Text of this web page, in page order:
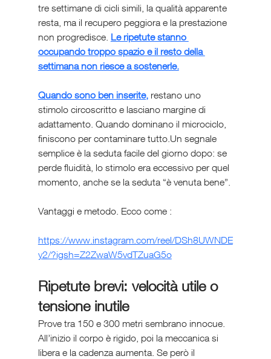
tre settimane di cicli simili, la qualità apparente
resta, ma il recupero peggiora e la prestazione
non progredisce. Le ripetute stanno
occupando troppo spazio e il resto della
settimana non riesce a sostenerle.
Quando sono ben inserite, restano uno
stimolo circoscritto e lasciano margine di
adattamento. Quando dominano il microciclo,
finiscono per contaminare tutto.Un segnale
semplice è la seduta facile del giorno dopo: se
perde fluidità, lo stimolo era eccessivo per quel
momento, anche se la seduta “è venuta bene”.
Vantaggi e metodo. Ecco come :
https://www.instagram.com/reel/DSh8UWNDE
y2/?igsh=Z2ZwaW5vdTZuaG5o
Ripetute brevi: velocità utile o
tensione inutile
Prove tra 150 e 300 metri sembrano innocue.
All’inizio il corpo è rigido, poi la meccanica si
libera e la cadenza aumenta. Se però il